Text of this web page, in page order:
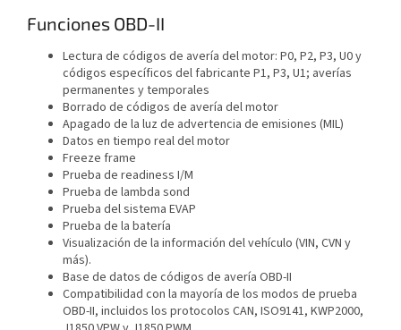
Funciones OBD-II
Lectura de códigos de avería del motor: P0, P2, P3, U0 y
códigos específicos del fabricante P1, P3, U1; averías
permanentes y temporales
Borrado de códigos de avería del motor
Apagado de la luz de advertencia de emisiones (MIL)
Datos en tiempo real del motor
Freeze frame
Prueba de readiness I/M
Prueba de lambda sond
Prueba del sistema EVAP
Prueba de la batería
Visualización de la información del vehículo (VIN, CVN y
más).
Base de datos de códigos de avería OBD-II
Compatibilidad con la mayoría de los modos de prueba
OBD-II, incluidos los protocolos CAN, ISO9141, KWP2000,